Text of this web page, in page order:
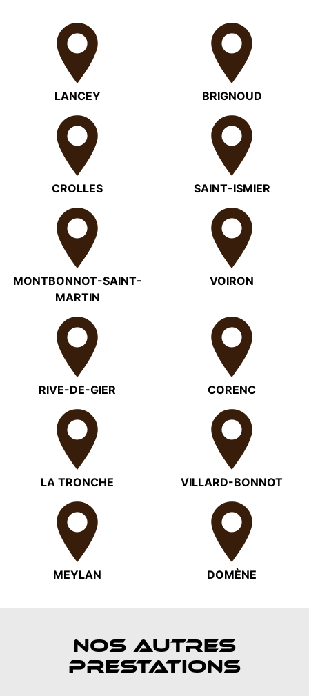
LANCEY BRIGNOUD
CROLLES SAINT-ISMIER
MONTBONNOT-SAINT-
MARTIN
VOIRON
RIVE-DE-GIER CORENC
LA TRONCHE VILLARD-BONNOT
MEYLAN DOMÈNE
NOS AUTRES
PRESTATIONS